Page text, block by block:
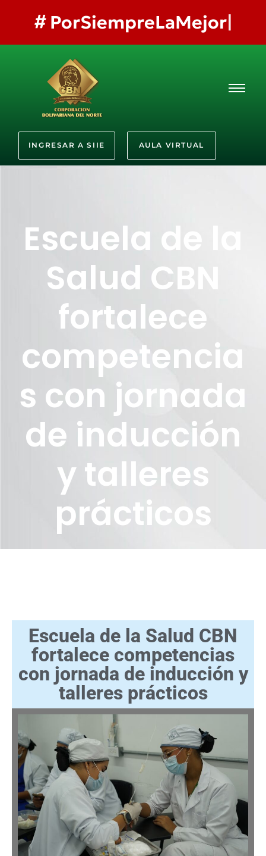
# PorSiempreLaMejor
INGRESAR A SIIE AULA VIRTUAL
Escuela de la
Salud CBN
fortalece
competencia
s con jornada
de inducción
y talleres
prácticos
Escuela de la Salud CBN
fortalece competencias
con jornada de inducción y
talleres prácticos